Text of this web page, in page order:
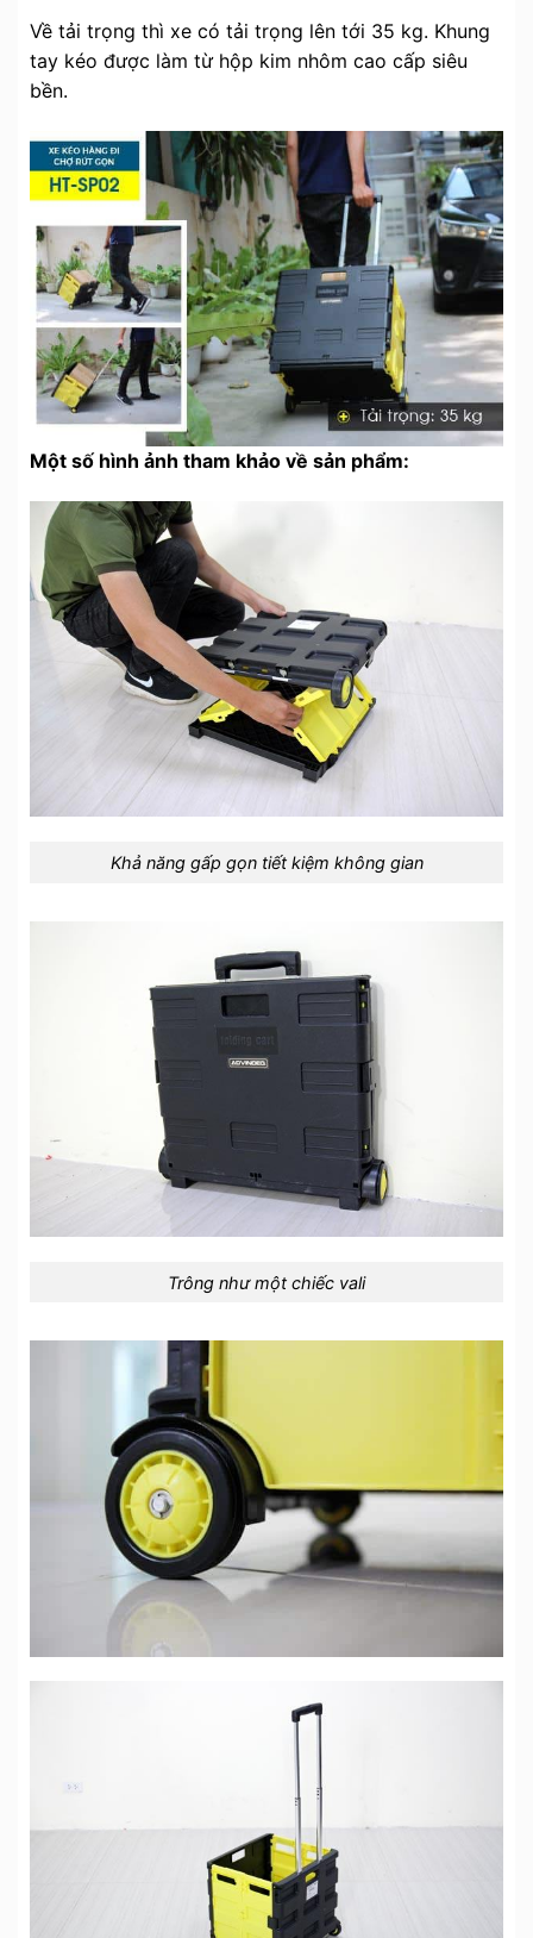
Về tải trọng thì xe có tải trọng lên tới 35 kg. Khung
tay kéo được làm từ hộp kim nhôm cao cấp siêu
bền.
Một số hình ảnh tham khảo về sản phẩm:
Khả năng gấp gọn tiết kiệm không gian
Trông như một chiếc vali